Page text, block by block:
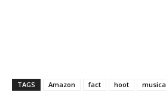
TAGS Amazon fact hoot musica